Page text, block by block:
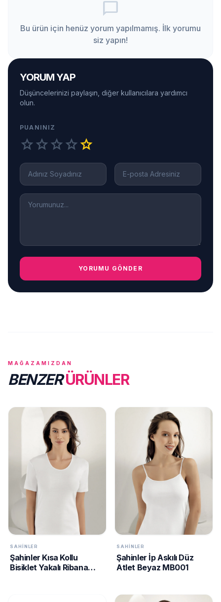
chat_bubble_outline
Bu ürün için henüz yorum yapılmamış. İlk yorumu
siz yapın!
YORUM YAP
Düşüncelerinizi paylaşın, diğer kullanıcılara yardımcı
olun.
PUANINIZ
starstarstarstarstar
YORUMU GÖNDER
MAĞAZAMIZDAN
BENZERÜRÜNLER
SAHINLER
Şahinler Kısa Kollu
Bisiklet Yakalı Ribana
SAHINLER
Şahinler İp Askılı Düz
Atlet Beyaz MB001